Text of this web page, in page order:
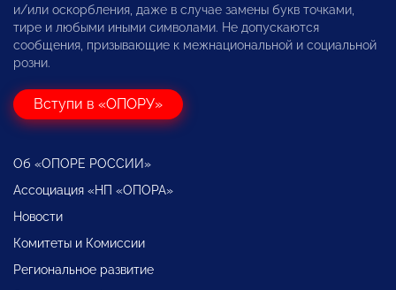
и/или оскорбления, даже в случае замены букв точками,
тире и любыми иными символами. Не допускаются
сообщения, призывающие к межнациональной и социальной
розни.
Вступи в «ОПОРУ»
Об «ОПОРЕ РОССИИ»
Ассоциация «НП «ОПОРА»
Новости
Комитеты и Комиссии
Региональное развитие